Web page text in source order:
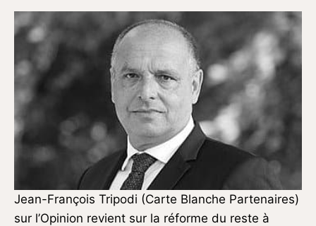
Jean-François Tripodi (Carte Blanche Partenaires)
sur l’Opinion revient sur la réforme du reste à